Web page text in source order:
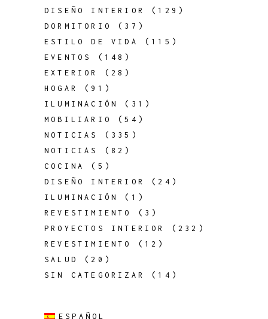
DISEÑO INTERIOR
(129)
DORMITORIO
(37)
ESTILO DE VIDA
(115)
EVENTOS
(148)
EXTERIOR
(28)
HOGAR
(91)
ILUMINACIÓN
(31)
MOBILIARIO
(54)
NOTICIAS
(335)
NOTICIAS
(82)
COCINA
(5)
DISEÑO INTERIOR
(24)
ILUMINACIÓN
(1)
REVESTIMIENTO
(3)
PROYECTOS INTERIOR
(232)
REVESTIMIENTO
(12)
SALUD
(20)
SIN CATEGORIZAR
(14)
ESPAÑOL